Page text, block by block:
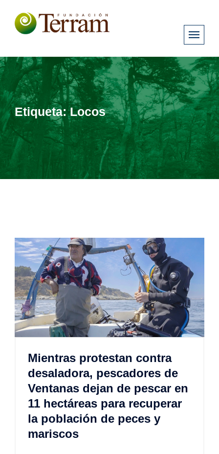
Etiqueta:Locos
Mientras protestan contra
desaladora, pescadores de
Ventanas dejan de pescar en
11 hectáreas para recuperar
la población de peces y
mariscos